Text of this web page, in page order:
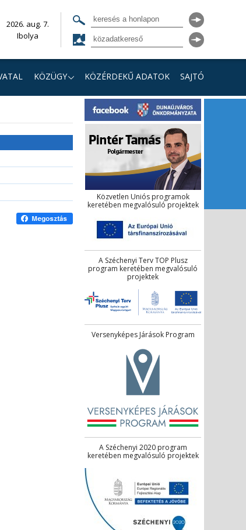
2026. aug. 7.
Ibolya
KÖZÜGY KÖZÉRDEKŰ ADATOK SAJTÓ
Közvetlen Uniós programok
keretében megvalósuló projektek
A Széchenyi Terv TOP Plusz
program keretében megvalósuló
projektek
Versenyképes Járások Program
A Széchenyi 2020 program
keretében megvalósuló projektek